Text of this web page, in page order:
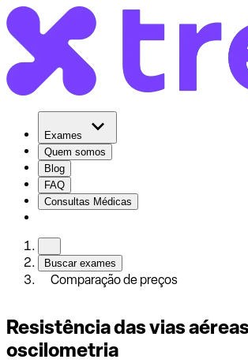
Exames
Quem somos
Blog
FAQ
Consultas Médicas
Buscar exames
Comparação de preços
Resistência das vias
oscilometria